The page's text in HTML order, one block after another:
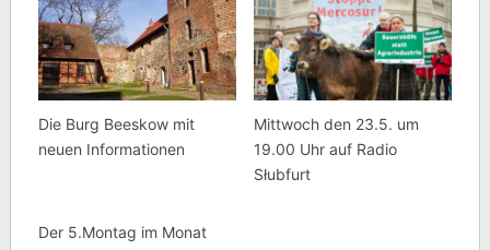
Die Burg Beeskow mit
neuen Informationen
Mittwoch den 23.5. um
19.00 Uhr auf Radio
Słubfurt
Der 5.Montag im Monat